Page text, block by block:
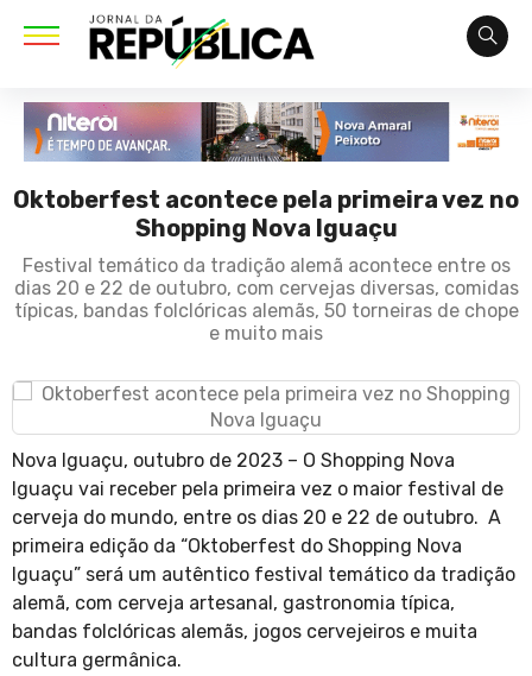
Oktoberfest acontece pela primeira vez no
Shopping Nova Iguaçu
Festival temático da tradição alemã acontece entre os
dias 20 e 22 de outubro, com cervejas diversas, comidas
típicas, bandas folclóricas alemãs, 50 torneiras de chope
e muito mais
Nova Iguaçu, outubro de 2023 – O Shopping Nova
Iguaçu vai receber pela primeira vez o maior festival de
cerveja do mundo, entre os dias 20 e 22 de outubro. A
primeira edição da “Oktoberfest do Shopping Nova
Iguaçu” será um autêntico festival temático da tradição
alemã, com cerveja artesanal, gastronomia típica,
bandas folclóricas alemãs, jogos cervejeiros e muita
cultura germânica.